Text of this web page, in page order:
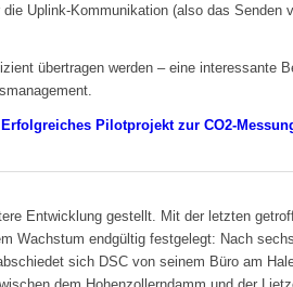
Uplink-Kommunikation (also das Senden
übertragen werden – eine interessante
Pilotprojekt zur CO2-
Entwicklung gestellt. Mit der letzten
Wachstum endgültig festgelegt: Nach sechs
sich DSC von seinem Büro am